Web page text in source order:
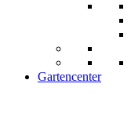
Gartencenter